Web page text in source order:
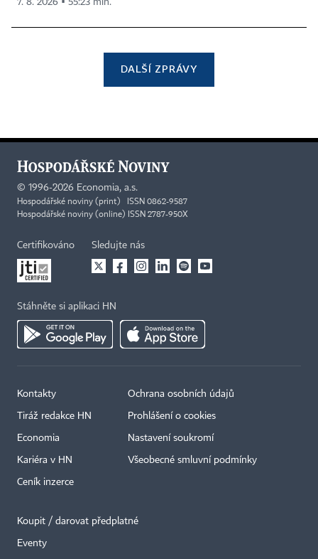
DALŠÍ ZPRÁVY
© 1996-2026 Economia, a.s.
Hospodářské noviny (print) ISSN 0862-9587
Hospodářské noviny (online) ISSN 2787-950X
Certifikováno Sledujte nás
Stáhněte si aplikaci HN
Kontakty
Tiráž redakce HN
Economia
Kariéra v HN
Ceník inzerce
Ochrana osobních údajů
Prohlášení o cookies
Nastavení soukromí
Všeobecné smluvní podmínky
Koupit / darovat předplatné
Eventy